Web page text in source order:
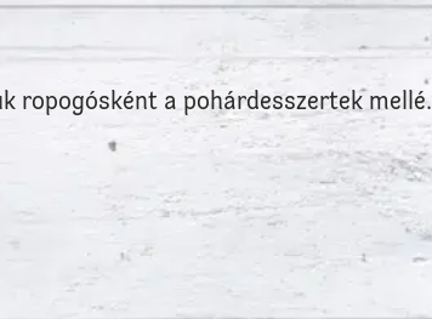
ropogósként a pohárdesszertek mellé.